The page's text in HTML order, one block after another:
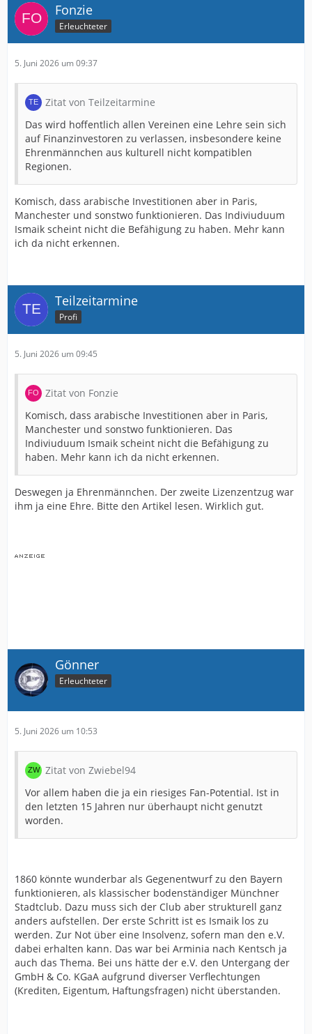
Fonzie
Erleuchteter
5. Juni 2026 um 09:37
Zitat von Teilzeitarmine
Das wird hoffentlich allen Vereinen eine Lehre sein sich
auf Finanzinvestoren zu verlassen, insbesondere keine
Ehrenmännchen aus kulturell nicht kompatiblen
Regionen.
Komisch, dass arabische Investitionen aber in Paris,
Manchester und sonstwo funktionieren. Das Indiviuduum
Ismaik scheint nicht die Befähigung zu haben. Mehr kann
ich da nicht erkennen.
Teilzeitarmine
Profi
5. Juni 2026 um 09:45
Zitat von Fonzie
Komisch, dass arabische Investitionen aber in Paris,
Manchester und sonstwo funktionieren. Das
Indiviuduum Ismaik scheint nicht die Befähigung zu
haben. Mehr kann ich da nicht erkennen.
Deswegen ja Ehrenmännchen. Der zweite Lizenzentzug war
ihm ja eine Ehre. Bitte den Artikel lesen. Wirklich gut.
Gönner
Erleuchteter
5. Juni 2026 um 10:53
Zitat von Zwiebel94
Vor allem haben die ja ein riesiges Fan-Potential. Ist in
den letzten 15 Jahren nur überhaupt nicht genutzt
worden.
1860 könnte wunderbar als Gegenentwurf zu den Bayern
funktionieren, als klassischer bodenständiger Münchner
Stadtclub. Dazu muss sich der Club aber strukturell ganz
anders aufstellen. Der erste Schritt ist es Ismaik los zu
werden. Zur Not über eine Insolvenz, sofern man den e.V.
dabei erhalten kann. Das war bei Arminia nach Kentsch ja
auch das Thema. Bei uns hätte der e.V. den Untergang der
GmbH & Co. KGaA aufgrund diverser Verflechtungen
(Krediten, Eigentum, Haftungsfragen) nicht überstanden.